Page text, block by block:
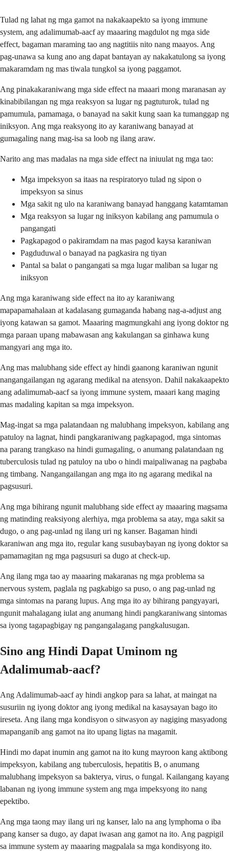
Tulad ng lahat ng mga gamot na nakakaapekto sa iyong immune
system, ang adalimumab-aacf ay maaaring magdulot ng mga side
effect, bagaman maraming tao ang nagtitiis nito nang maayos. Ang
pag-unawa sa kung ano ang dapat bantayan ay nakakatulong sa iyong
makaramdam ng mas tiwala tungkol sa iyong paggamot.
Ang pinakakaraniwang mga side effect na maaari mong maranasan ay
kinabibilangan ng mga reaksyon sa lugar ng pagtuturok, tulad ng
pamumula, pamamaga, o banayad na sakit kung saan ka tumanggap ng
iniksyon. Ang mga reaksyong ito ay karaniwang banayad at
gumagaling nang mag-isa sa loob ng ilang araw.
Narito ang mas madalas na mga side effect na iniuulat ng mga tao:
Mga impeksyon sa itaas na respiratoryo tulad ng sipon o
impeksyon sa sinus
Mga sakit ng ulo na karaniwang banayad hanggang katamtaman
Mga reaksyon sa lugar ng iniksyon kabilang ang pamumula o
pangangati
Pagkapagod o pakiramdam na mas pagod kaysa karaniwan
Pagduduwal o banayad na pagkasira ng tiyan
Pantal sa balat o pangangati sa mga lugar maliban sa lugar ng
iniksyon
Ang mga karaniwang side effect na ito ay karaniwang
mapapamahalaan at kadalasang gumaganda habang nag-a-adjust ang
iyong katawan sa gamot. Maaaring magmungkahi ang iyong doktor ng
mga paraan upang mabawasan ang kakulangan sa ginhawa kung
mangyari ang mga ito.
Ang mas malubhang side effect ay hindi gaanong karaniwan ngunit
nangangailangan ng agarang medikal na atensyon. Dahil nakakaapekto
ang adalimumab-aacf sa iyong immune system, maaari kang maging
mas madaling kapitan sa mga impeksyon.
Mag-ingat sa mga palatandaan ng malubhang impeksyon, kabilang ang
patuloy na lagnat, hindi pangkaraniwang pagkapagod, mga sintomas
na parang trangkaso na hindi gumagaling, o anumang palatandaan ng
tuberculosis tulad ng patuloy na ubo o hindi maipaliwanag na pagbaba
ng timbang. Nangangailangan ang mga ito ng agarang medikal na
pagsusuri.
Ang mga bihirang ngunit malubhang side effect ay maaaring magsama
ng matinding reaksiyong alerhiya, mga problema sa atay, mga sakit sa
dugo, o ang pag-unlad ng ilang uri ng kanser. Bagaman hindi
karaniwan ang mga ito, regular kang susubaybayan ng iyong doktor sa
pamamagitan ng mga pagsusuri sa dugo at check-up.
Ang ilang mga tao ay maaaring makaranas ng mga problema sa
nervous system, paglala ng pagkabigo sa puso, o ang pag-unlad ng
mga sintomas na parang lupus. Ang mga ito ay bihirang pangyayari,
ngunit mahalagang iulat ang anumang hindi pangkaraniwang sintomas
sa iyong tagapagbigay ng pangangalagang pangkalusugan.
Sino ang Hindi Dapat Uminom ng
Adalimumab-aacf?
Ang Adalimumab-aacf ay hindi angkop para sa lahat, at maingat na
susuriin ng iyong doktor ang iyong medikal na kasaysayan bago ito
ireseta. Ang ilang mga kondisyon o sitwasyon ay nagiging masyadong
mapanganib ang gamot na ito upang ligtas na magamit.
Hindi mo dapat inumin ang gamot na ito kung mayroon kang aktibong
impeksyon, kabilang ang tuberculosis, hepatitis B, o anumang
malubhang impeksyon sa bakterya, virus, o fungal. Kailangang kayang
labanan ng iyong immune system ang mga impeksyong ito nang
epektibo.
Ang mga taong may ilang uri ng kanser, lalo na ang lymphoma o iba
pang kanser sa dugo, ay dapat iwasan ang gamot na ito. Ang pagpigil
sa immune system ay maaaring magpalala sa mga kondisyong ito.